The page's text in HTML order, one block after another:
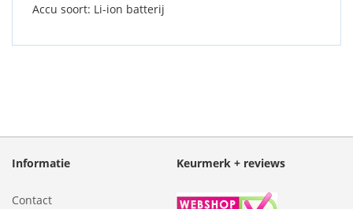
Accu soort: Li-ion batterij
Informatie
Contact
Keurmerk + reviews